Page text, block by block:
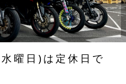
曜日)は定休日で